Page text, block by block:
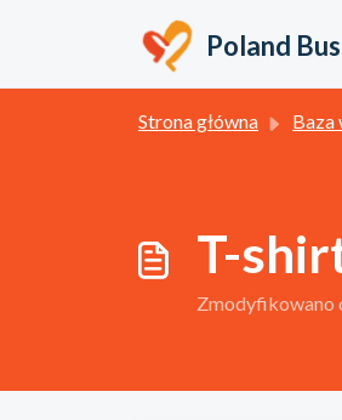
Poland
Strona główna Baza
T-
Zmodyfikowano